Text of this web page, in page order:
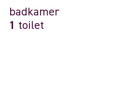
badkamer
1
toilet